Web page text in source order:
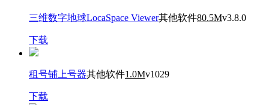
三维数字地球LocaSpace Viewer其他软件80.5Mv3.8.0
下载
租号铺上号器其他软件1.0Mv1029
下载